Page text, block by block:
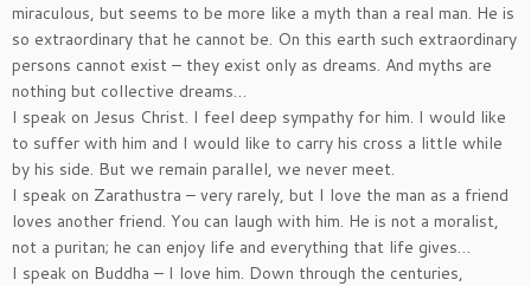
miraculous, but seems to be more like a myth than a real man. He is
so extraordinary that he cannot be. On this earth such extraordinary
persons cannot exist – they exist only as dreams. And myths are
nothing but collective dreams…
I speak on Jesus Christ. I feel deep sympathy for him. I would like
to suffer with him and I would like to carry his cross a little while
by his side. But we remain parallel, we never meet.
I speak on Zarathustra – very rarely, but I love the man as a friend
loves another friend. You can laugh with him. He is not a moralist,
not a puritan; he can enjoy life and everything that life gives…
I speak on Buddha – I love him. Down through the centuries,